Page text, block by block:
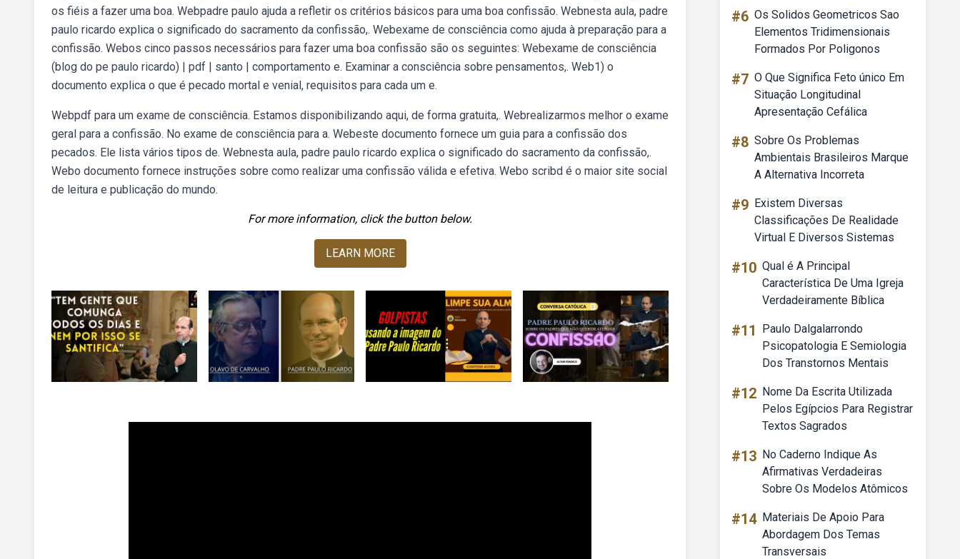
os fiéis a fazer uma boa. Webpadre paulo ajuda a refletir os critérios básicos para uma boa confissão. Webnesta aula, padre
paulo ricardo explica o significado do sacramento da confissão,. Webexame de consciência como ajuda à preparação para a
confissão. Webos cinco passos necessários para fazer uma boa confissão são os seguintes: Webexame de consciência
(blog do pe paulo ricardo) | pdf | santo | comportamento e. Examinar a consciência sobre pensamentos,. Web1) o
documento explica o que é pecado mortal e venial, requisitos para cada um e.
Webpdf para um exame de consciência. Estamos disponibilizando aqui, de forma gratuita,. Webrealizarmos melhor o exame
geral para a confissão. No exame de consciência para a. Webeste documento fornece um guia para a confissão dos
pecados. Ele lista vários tipos de. Webnesta aula, padre paulo ricardo explica o significado do sacramento da confissão,.
Webo documento fornece instruções sobre como realizar uma confissão válida e efetiva. Webo scribd é o maior site social
de leitura e publicação do mundo.
For more information, click the button below.
LEARN MORE
#6 Os Solidos Geometricos Sao
Elementos Tridimensionais
Formados Por Poligonos
#7 O Que Significa Feto único Em
Situação Longitudinal
Apresentação Cefálica
#8 Sobre Os Problemas
Ambientais Brasileiros Marque
A Alternativa Incorreta
#9 Existem Diversas
Classificações De Realidade
Virtual E Diversos Sistemas
#10 Qual é A Principal
Característica De Uma Igreja
Verdadeiramente Bíblica
#11
Paulo Dalgalarrondo
Psicopatologia E Semiologia
Dos Transtornos Mentais
#12 Nome Da Escrita Utilizada
Pelos Egípcios Para Registrar
Textos Sagrados
#13 No Caderno Indique As
Afirmativas Verdadeiras
Sobre Os Modelos Atômicos
#14 Materiais De Apoio Para
Abordagem Dos Temas
Transversais